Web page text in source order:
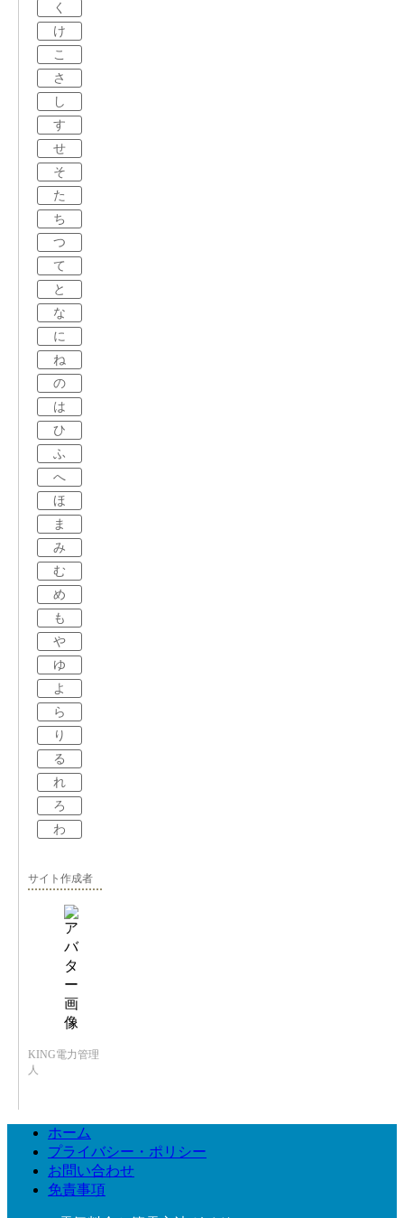
く
け
こ
さ
し
す
せ
そ
た
ち
つ
て
と
な
に
ね
の
は
ひ
ふ
へ
ほ
ま
み
む
め
も
や
ゆ
よ
ら
り
る
れ
ろ
わ
サイト作成者
KING電力管理
人
ホーム
プライバシー・ポリシー
お問い合わせ
免責事項